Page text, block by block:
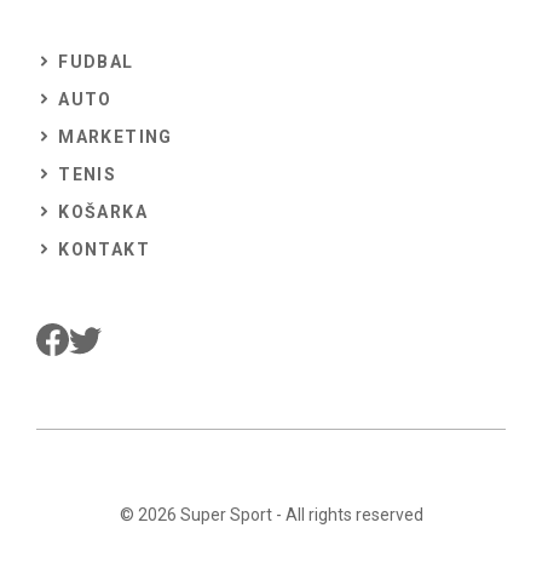
FUDBAL
AUTO
MARKETING
TENIS
KOŠARKA
KONTAKT
© 2026 Super Sport- All rights reserved